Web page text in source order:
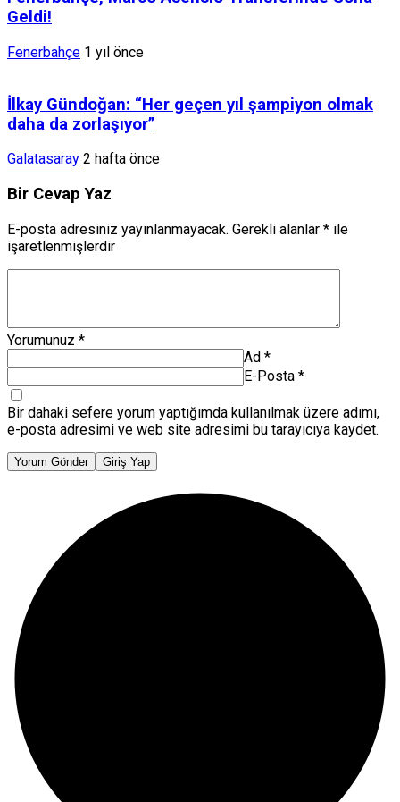
Geldi!
Fenerbahçe 1 yıl önce
İlkay Gündoğan: “Her geçen yıl şampiyon olmak
daha da zorlaşıyor”
Galatasaray 2 hafta önce
Bir Cevap Yaz
E-posta adresiniz yayınlanmayacak. Gerekli alanlar * ile
işaretlenmişlerdir
Yorumunuz *
Ad *
E-Posta *
Bir dahaki sefere yorum yaptığımda kullanılmak üzere adımı,
e-posta adresimi ve web site adresimi bu tarayıcıya kaydet.
Yorum Gönder Giriş Yap